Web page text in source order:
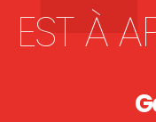
EST À